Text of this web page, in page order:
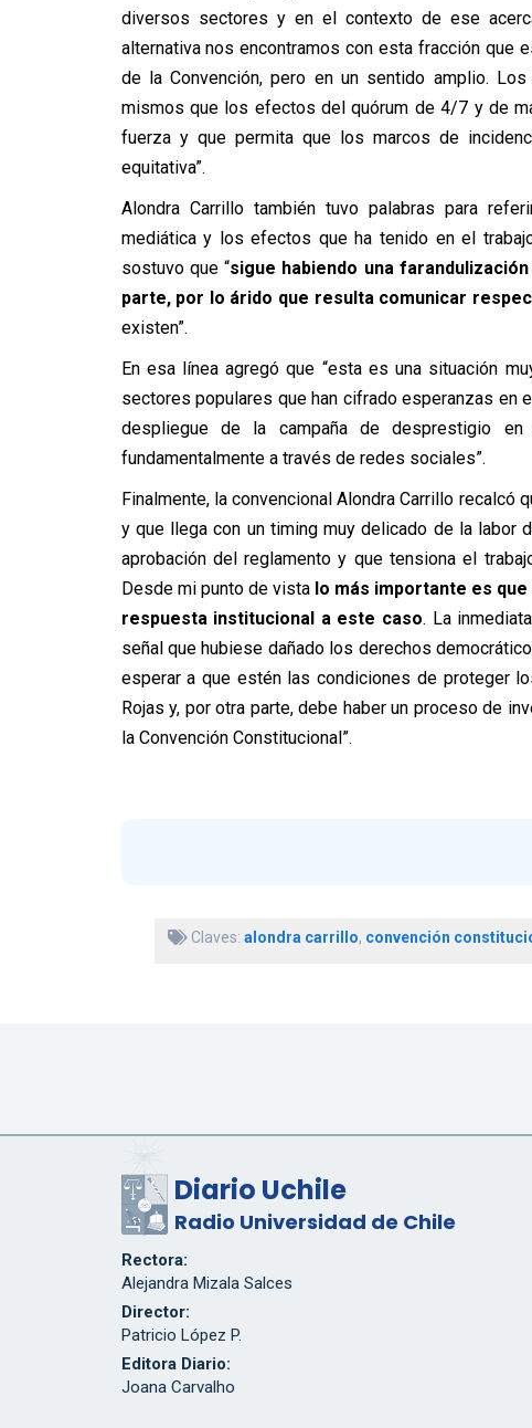
diversos sectores y en el contexto de ese
alternativa nos encontramos con esta fracción que
de la Convención, pero en un sentido amplio.
mismos que los efectos del quórum de 4/7 y de
fuerza y que permita que los marcos de
equitativa”.
Alondra Carrillo también tuvo palabras para
mediática y los efectos que ha tenido en el
sostuvo que “sigue habiendo una
parte, por lo árido que resulta comunicar
existen”.
En esa línea agregó que “esta es una situación
sectores populares que han cifrado esperanzas en
despliegue de la campaña de desprestigio
fundamentalmente a través de redes sociales”.
Finalmente, la convencional Alondra Carrillo recalcó
y que llega con un timing muy delicado de la labor
aprobación del reglamento y que tensiona el
Desde mi punto de vista lo más importante es
respuesta institucional a este caso. La
señal que hubiese dañado los derechos
esperar a que estén las condiciones de proteger
Rojas y, por otra parte, debe haber un proceso de
la Convención Constitucional”.
Claves: alondra carrillo, convención
Diario Uchile
Radio Universidad de Chile
Rectora:
Alejandra Mizala Salces
Director:
Patricio López P.
Editora Diario:
Joana Carvalho